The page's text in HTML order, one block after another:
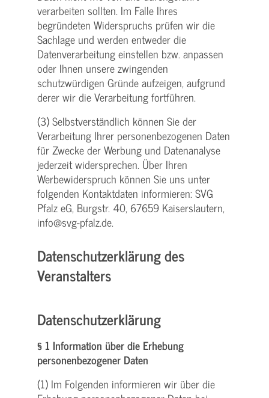
verarbeiten sollten. Im Falle Ihres
begründeten Widerspruchs prüfen wir die
Sachlage und werden entweder die
Datenverarbeitung einstellen bzw. anpassen
oder Ihnen unsere zwingenden
schutzwürdigen Gründe aufzeigen, aufgrund
derer wir die Verarbeitung fortführen.
(3) Selbstverständlich können Sie der
Verarbeitung Ihrer personenbezogenen Daten
für Zwecke der Werbung und Datenanalyse
jederzeit widersprechen. Über Ihren
Werbewiderspruch können Sie uns unter
folgenden Kontaktdaten informieren: SVG
Pfalz eG, Burgstr. 40, 67659 Kaiserslautern,
info@svg-pfalz.de.
Datenschutzerklärung des
Veranstalters
Datenschutzerklärung
§ 1 Information über die Erhebung
personenbezogener Daten
(1) Im Folgenden informieren wir über die